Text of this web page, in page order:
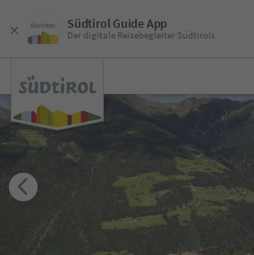
Südtirol Guide App
Der digitale Reisebegleiter Südtirols